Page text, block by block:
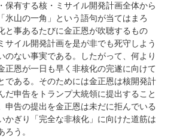
保有する核・ミサイル開発計画全体から
氷山の一角」という語句が当てはまろ
と事あるたびに金正恩が吹聴するもの
サイル開発計画を是が非でも死守しよう
のない事実である。したがって、何より
正恩が一日も早く非核化の完遂に向けて
である。そのためには金正恩は核開発計
だ申告をトランプ大統領に提出すること
申告の提出を金正恩は未だに拒んでいる
かぎり「完全な非核化」に向けた道筋は
う。